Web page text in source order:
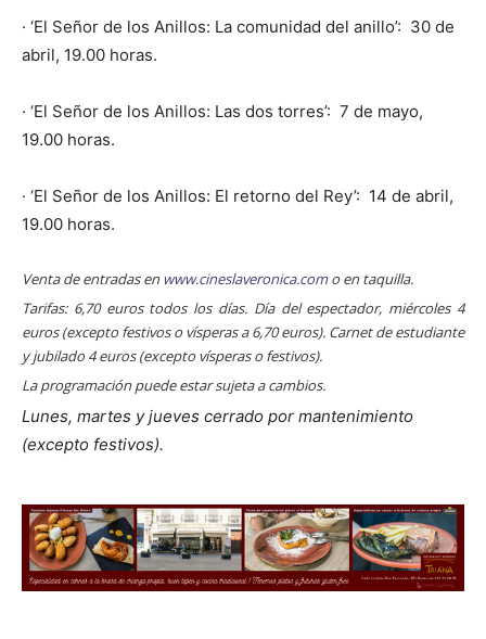
· ‘El Señor de los Anillos: La comunidad del anillo’: 30 de
abril, 19.00 horas.
· ‘El Señor de los Anillos: Las dos torres’: 7 de mayo,
19.00 horas.
· ‘El Señor de los Anillos: El retorno del Rey’: 14 de abril,
19.00 horas.
Venta de entradas en www.cineslaveronica.como en taquilla.
Tarifas: 6,70 euros todos los días. Día del espectador, miércoles 4
euros (excepto festivos o vísperas a 6,70 euros). Carnet de estudiante
y jubilado 4 euros (excepto vísperas o festivos).
La programación puede estar sujeta a cambios.
Lunes, martes y jueves cerrado por mantenimiento
(excepto festivos).